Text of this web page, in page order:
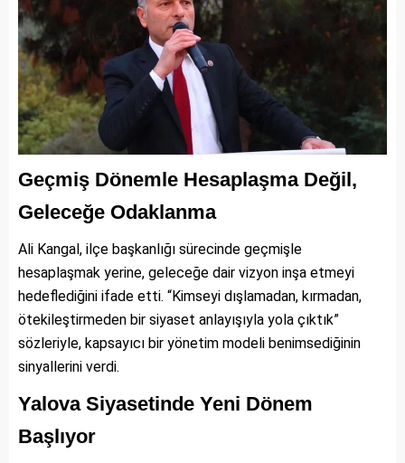
Geçmiş Dönemle Hesaplaşma Değil,
Geleceğe Odaklanma
Ali Kangal, ilçe başkanlığı sürecinde geçmişle
hesaplaşmak yerine, geleceğe dair vizyon inşa etmeyi
hedeflediğini ifade etti. “Kimseyi dışlamadan, kırmadan,
ötekileştirmeden bir siyaset anlayışıyla yola çıktık”
sözleriyle, kapsayıcı bir yönetim modeli benimsediğinin
sinyallerini verdi.
Yalova Siyasetinde Yeni Dönem
Başlıyor